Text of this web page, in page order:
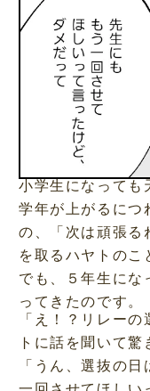
小学生になっても
学年が上がるにつ
の、「次は頑張る
を取るハヤトのこ
でも、５年生にな
ってきたのです。
「え！？リレー
トに話を聞いて驚
「うん、選抜の